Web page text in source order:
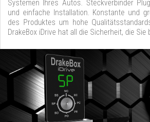
Systemen Ihres Autos. Steckverbinder
und einfache Installation. Konstante und
des Produktes um hohe
DrakeBox iDrive hat all die Sicherheit, die Sie